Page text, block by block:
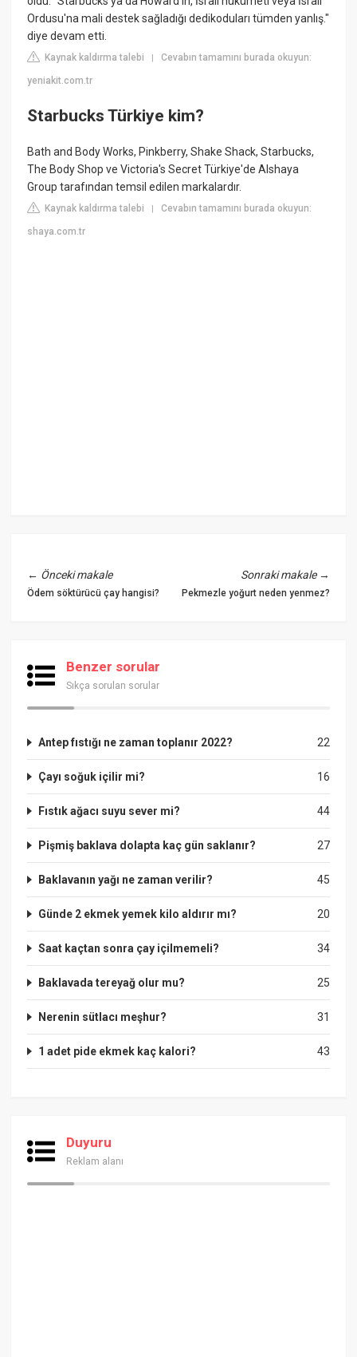
Ordusu'na mali destek sağladığı dedikoduları tümden yanlış."
diye devam etti.
Kaynak kaldırma talebi |Cevabın tamamını burada okuyun:
yeniakit.com.tr
Starbucks Türkiye kim?
Bath and Body Works, Pinkberry, Shake Shack, Starbucks,
The Body Shop ve Victoria's Secret Türkiye'de Alshaya
Group tarafından temsil edilen markalardır.
Kaynak kaldırma talebi |Cevabın tamamını burada okuyun:
shaya.com.tr
← Önceki makale
Ödem söktürücü çay hangisi?
Sonraki makale→
Pekmezle yoğurt neden yenmez?
Benzer sorular
Sıkça sorulan sorular
22
Antep fıstığı ne zaman toplanır 2022?
16
Çayı soğuk içilir mi?
44
Fıstık ağacı suyu sever mi?
27
Pişmiş baklava dolapta kaç gün saklanır?
45
Baklavanın yağı ne zaman verilir?
20
Günde 2 ekmek yemek kilo aldırır mı?
34
Saat kaçtan sonra çay içilmemeli?
25
Baklavada tereyağ olur mu?
31
Nerenin sütlacı meşhur?
43
1 adet pide ekmek kaç kalori?
Duyuru
Reklam alanı